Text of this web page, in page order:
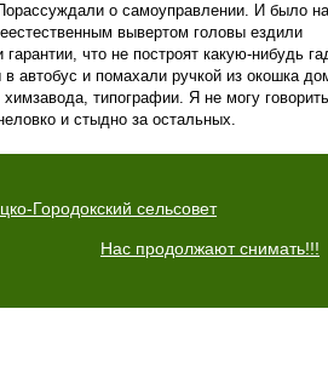
о самоуправлении. И было
вывертом головы ездили
что не построят какую-нибудь
автобус и помахали ручкой из окошка
типографии. Я не могу
и стыдно за остальных.
Городокский сельсовет
Нас продолжают снимать!!!